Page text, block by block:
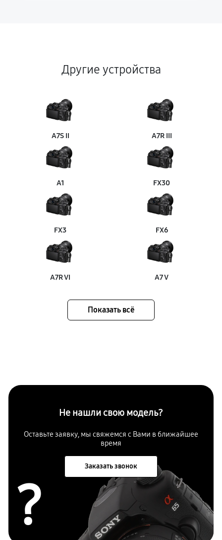
Другие устройства
A7S II A7R III
A1 FX30
FX3 FX6
A7R VI A7 V
Показать всё
Не нашли свою модель?
Оставьте заявку, мы свяжемся с Вами в ближайшее
время
Заказать звонок
?